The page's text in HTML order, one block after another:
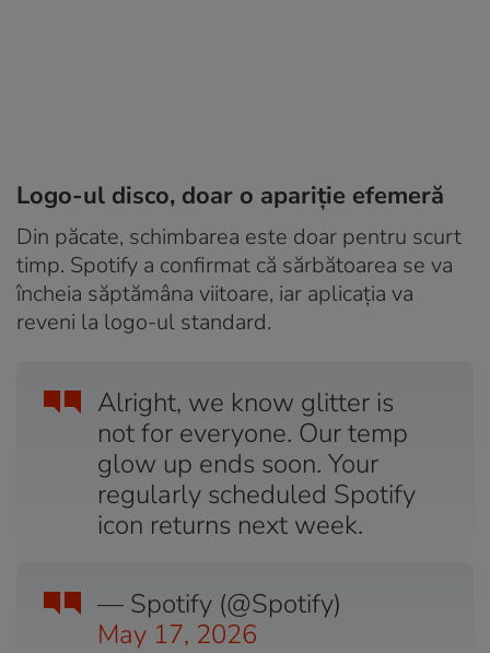
Logo-ul disco, doar o apariție efemeră
Din păcate, schimbarea este doar pentru scurt
timp. Spotify a confirmat că sărbătoarea se va
încheia săptămâna viitoare, iar aplicația va
reveni la logo-ul standard.
Alright, we know glitter is
not for everyone. Our temp
glow up ends soon. Your
regularly scheduled Spotify
icon returns next week.
— Spotify (@Spotify)
May 17, 2026